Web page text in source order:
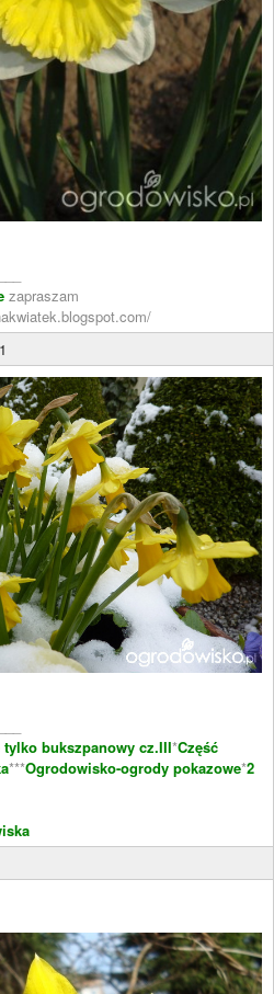
zapraszam
bukszpanowy cz.III*Część
***Ogrodowisko-ogrody pokazowe*2